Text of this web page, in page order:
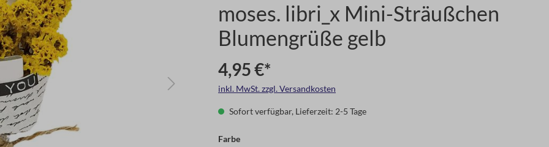
moses. libri_x Mini-Sträußchen
Blumengrüße gelb
4,95 €*
inkl. MwSt. zzgl. Versandkosten
Sofort verfügbar, Lieferzeit: 2-5 Tage
Farbe